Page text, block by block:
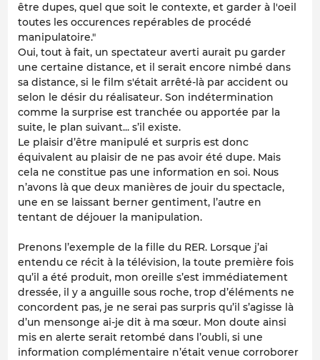
être dupes, quel que soit le contexte, et garder à l'oeil
toutes les occurences repérables de procédé
manipulatoire."
Oui, tout à fait, un spectateur averti aurait pu garder
une certaine distance, et il serait encore nimbé dans
sa distance, si le film s'était arrêté-là par accident ou
selon le désir du réalisateur. Son indétermination
comme la surprise est tranchée ou apportée par la
suite, le plan suivant... s’il existe.
Le plaisir d’être manipulé et surpris est donc
équivalent au plaisir de ne pas avoir été dupe. Mais
cela ne constitue pas une information en soi. Nous
n’avons là que deux manières de jouir du spectacle,
une en se laissant berner gentiment, l’autre en
tentant de déjouer la manipulation.
Prenons l’exemple de la fille du RER. Lorsque j’ai
entendu ce récit à la télévision, la toute première fois
qu’il a été produit, mon oreille s’est immédiatement
dressée, il y a anguille sous roche, trop d’éléments ne
concordent pas, je ne serai pas surpris qu’il s’agisse là
d’un mensonge ai-je dit à ma sœur. Mon doute ainsi
mis en alerte serait retombé dans l’oubli, si une
information complémentaire n’était venue corroborer